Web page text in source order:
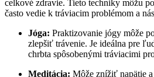
celkové zdravie. Tieto techniky môžu
často vedie k tráviacim problémom a
Jóga: Praktizovanie jógy môže
zlepšiť trávenie. Je ideálna pre
chrbta spôsobenými tráviacimi
Meditácia: Môže znížiť napätie